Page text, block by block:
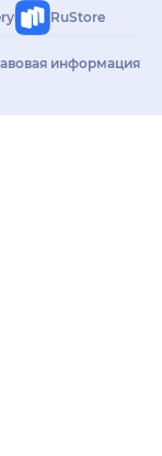
RuStore
информация